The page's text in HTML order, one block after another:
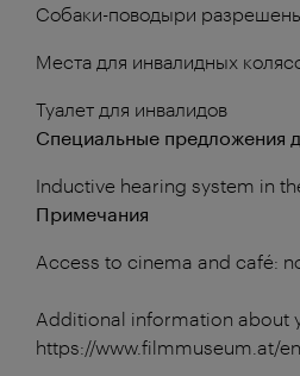
Собаки-поводыри
Места для инвалидных
Туалет для инвалидов
Специальные предложения
Inductive hearing system in
Примечания
Access to cinema and café:
Additional information about
https://www.filmmuseum.at/